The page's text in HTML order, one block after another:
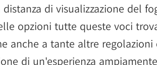
di visualizzazione del
opzioni tutte queste voci
anche a tante altre
di un'esperienza